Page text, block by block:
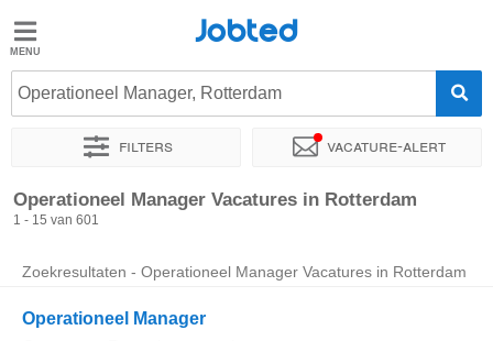
Jobted
Vacatures
Salarissen
Jobted
Operationeel Manager, Rotterdam
Filters Vacature-alert
Sorteer op Exacte locatie Bedrijf Uitzendbureau
Operationeel Manager Vacatures in Rotterdam
1 - 15 van 601
Zoekresultaten - Operationeel Manager Vacatures in Rotterdam
Operationeel Manager